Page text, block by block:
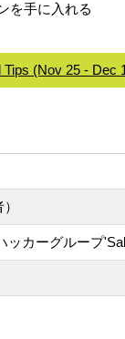
を手に入れる
(Nov 25 - Dec
カーグループ